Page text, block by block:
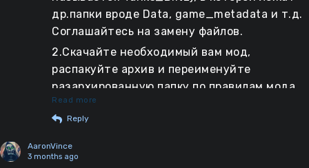
др.папки вроде Data, game_metadata и т.д.
Соглашайтесь на замену файлов.
2.Скачайте необходимый вам мод,
распакуйте архив и переименуйте
разархированную папку по правилам мода
(латиница, цифры и нижнее подчеркивание)
3.Создайте папку с названием Data.
Засуньте в эту Data те файлы, которые
находятся внутри разархированной папки
Read more
Reply
AaronVince
3 months ago